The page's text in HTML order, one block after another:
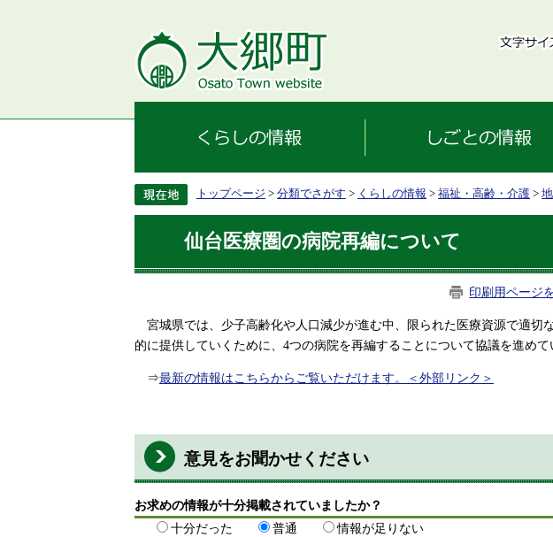
トップページ > 分類でさがす > くらしの情報 > 福祉・高齢・介護 >
仙台医療圏の病院再編について
印刷用ページ
宮城県では、少子高齢化や人口減少が進む中、限られた医療資源で適切
的に提供していくために、4つの病院を再編することについて協議を進めて
⇒​最新の情報はこちらからご覧いただけます。 ＜外部リンク＞
意見をお聞かせください
お求めの情報が十分掲載されていましたか？
十分だった
普通 情報が足りない